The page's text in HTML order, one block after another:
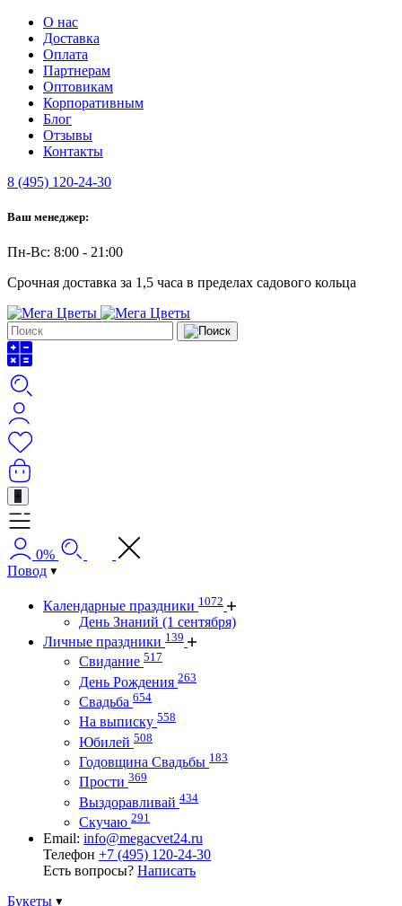
О нас
Доставка
Оплата
Партнерам
Оптовикам
Корпоративным
Блог
Отзывы
Контакты
8 (495) 120-24-30
Ваш менеджер:
Пн-Вс: 8:00 - 21:00
Срочная доставка за 1,5 часа в пределах садового кольца
+
0%
Повод
Календарные праздники 1072
День Знаний (1 сентября)
Личные праздники 139
Свидание 517
День Рождения 263
Свадьба 654
На выписку 558
Юбилей 508
Годовщина Свадьбы 183
Прости 369
Выздоравливай 434
Скучаю 291
Email: info@megacvet24.ru
Телефон +7 (495) 120-24-30
Есть вопросы? Написать
Букеты